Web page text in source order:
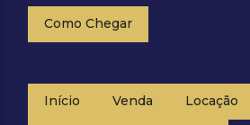
Como Chegar
Início Venda Locação